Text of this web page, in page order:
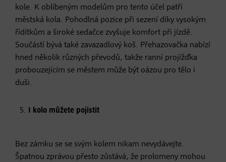
kole. K oblíbeným modelům pro tento účel patří
městská kola. Pohodlná pozice při sezení díky vysokým
řídítkům a široké sedačce zvyšuje komfort při jízdě.
Součástí bývá také zavazadlový koš. Přehazovačka nabízí
hned několik různých převodů, takže ranní projížďka
probouzejícím se městem může být oázou pro tělo i
duši.
I kolo můžete pojistit
Bez zámku se se svým kolem nikam nevydávejte.
Špatnou zprávou přesto zůstává, že prolomeny mohou